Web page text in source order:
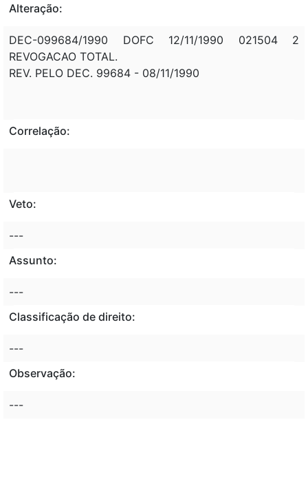
Alteração:
DEC-099684/1990 DOFC 12/11/1990 021504 2
REVOGACAO TOTAL.
REV. PELO DEC. 99684 - 08/11/1990
Correlação:
Veto:
---
Assunto:
---
Classificação de direito:
---
Observação:
---